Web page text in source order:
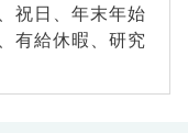
祝日、年末年始
有給休暇、研究